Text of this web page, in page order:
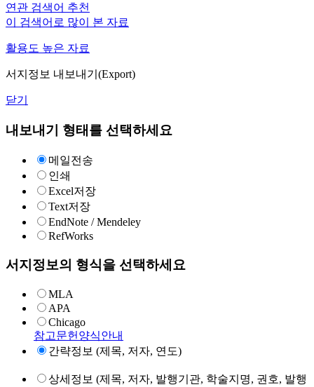
연관 검색어 추천
이 검색어로 많이 본 자료
활용도 높은 자료
서지정보 내보내기(Export)
닫기
내보내기 형태를 선택하세요
메일전송
인쇄
Excel저장
Text저장
EndNote / Mendeley
RefWorks
서지정보의 형식을 선택하세요
MLA
APA
Chicago
참고문헌양식안내
간략정보 (제목, 저자, 연도)
상세정보 (제목, 저자, 발행기관, 학술지명, 권호, 발행